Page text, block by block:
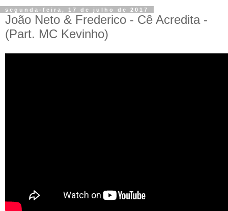
segunda-feira, 17 de julho de 2017
João Neto & Frederico - Cê Acredita -
(Part. MC Kevinho)